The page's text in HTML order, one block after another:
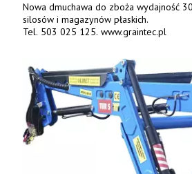
Nowa dmuchawa do zboża wydajność
silosów i magazynów płaskich.
Tel. 503 025 125. www.graintec.pl